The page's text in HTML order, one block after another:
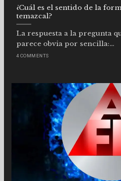
¿Cuál es el sentido de la
temazcal?
La respuesta a la pregunta
parece obvia por sencilla:...
4 COMMENTS